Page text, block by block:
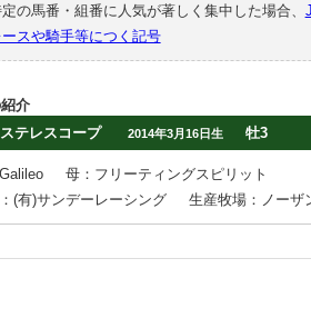
の馬番・組番に人気が著しく集中した場合、
ースや騎手等につく記号
介
テレスコープ
2014年3月16日生 牡3
母：フリーティングスピリット
(有)サンデーレーシング
生産牧場：ノーザ